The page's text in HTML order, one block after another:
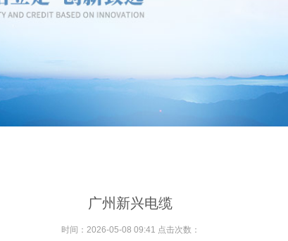
广州新兴电缆
时间：2026-05-08 09:41 点击次数：